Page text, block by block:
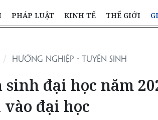
PHÁP LUẬT KINH TẾ THẾ GIỚI
HƯỚNG NGHIỆP - TUYỂN SINH
sinh đại học năm
vào đại học